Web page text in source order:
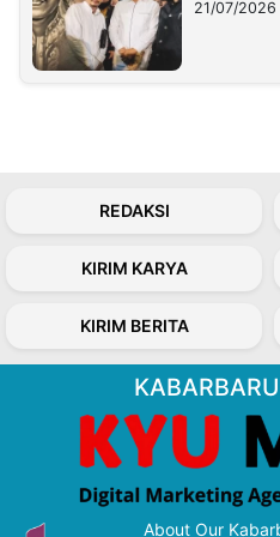
21/07/
REDAKSI
KIRIM KARYA
KIRIM BERITA
About Our